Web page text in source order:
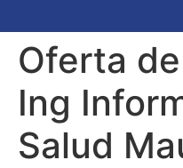
Oferta
Ing
Salud